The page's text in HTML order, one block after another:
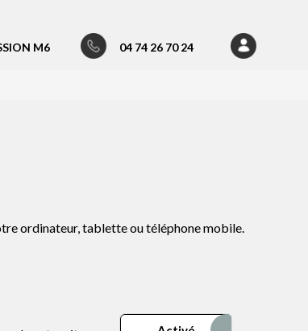
04 74 26 70 24
M6
ordinateur, tablette ou téléphone mobile.